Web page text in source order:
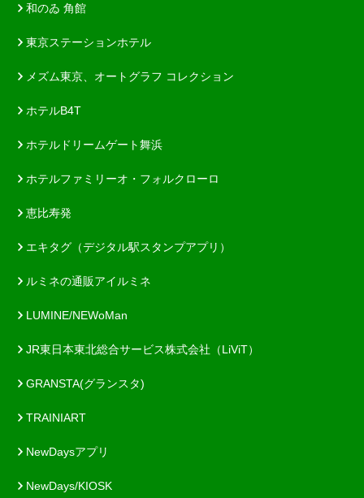
和のゐ 角館
東京ステーションホテル
メズム東京、オートグラフ コレクション
ホテルB4T
ホテルドリームゲート舞浜
ホテルファミリーオ・フォルクローロ
恵比寿発
エキタグ（デジタル駅スタンプアプリ）
ルミネの通販アイルミネ
LUMINE/NEWoMan
JR東日本東北総合サービス株式会社（LiViT）
GRANSTA(グランスタ)
TRAINIART
NewDaysアプリ
NewDays/KIOSK